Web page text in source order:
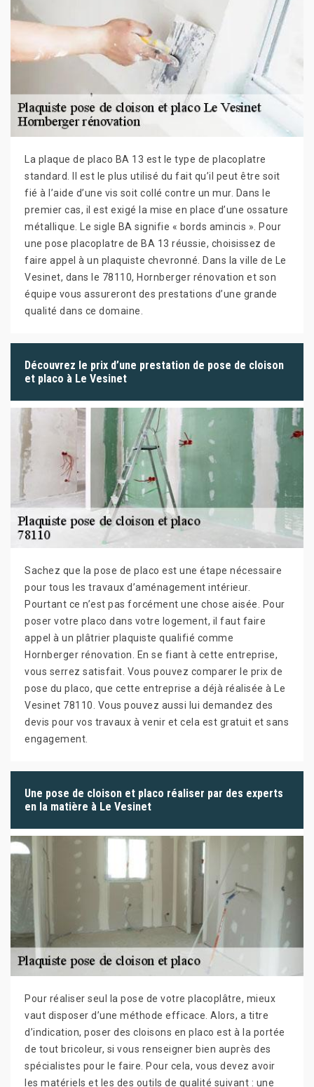
La plaque de placo BA 13 est le type de placoplatre
standard. Il est le plus utilisé du fait qu’il peut être soit
fié à l’aide d’une vis soit collé contre un mur. Dans le
premier cas, il est exigé la mise en place d’une ossature
métallique. Le sigle BA signifie « bords amincis ». Pour
une pose placoplatre de BA 13 réussie, choisissez de
faire appel à un plaquiste chevronné. Dans la ville de Le
Vesinet, dans le 78110, Hornberger rénovation et son
équipe vous assureront des prestations d’une grande
qualité dans ce domaine.
Découvrez le prix d’une prestation de pose de cloison
et placo à Le Vesinet
Sachez que la pose de placo est une étape nécessaire
pour tous les travaux d’aménagement intérieur.
Pourtant ce n’est pas forcément une chose aisée. Pour
poser votre placo dans votre logement, il faut faire
appel à un plâtrier plaquiste qualifié comme
Hornberger rénovation. En se fiant à cette entreprise,
vous serrez satisfait. Vous pouvez comparer le prix de
pose du placo, que cette entreprise a déjà réalisée à Le
Vesinet 78110. Vous pouvez aussi lui demandez des
devis pour vos travaux à venir et cela est gratuit et sans
engagement.
Une pose de cloison et placo réaliser par des experts
en la matière à Le Vesinet
Pour réaliser seul la pose de votre placoplâtre, mieux
vaut disposer d’une méthode efficace. Alors, a titre
d’indication, poser des cloisons en placo est à la portée
de tout bricoleur, si vous renseigner bien auprès des
spécialistes pour le faire. Pour cela, vous devez avoir
les matériels et les des outils de qualité suivant : une